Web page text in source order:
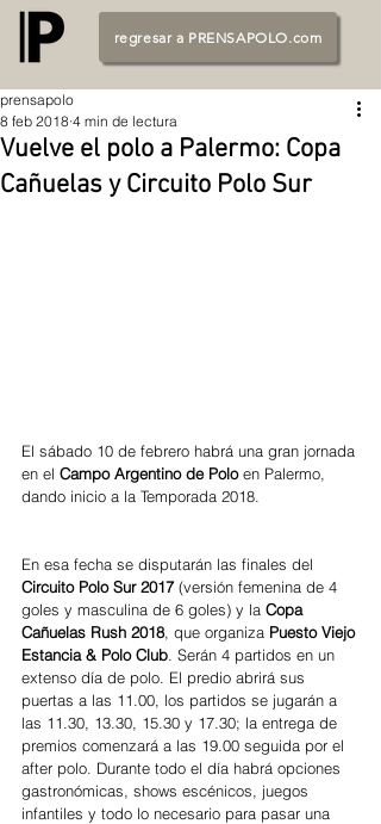
regresar a PRENSAPOLO.com
Vuelve el polo a Palermo: Copa
Cañuelas y Circuito Polo Sur
prensapolo
8 feb 2018 4 min de lectura
El sábado 10 de febrero habrá una gran jornada
en el Campo Argentino de Polo en Palermo,
dando inicio a la Temporada 2018.
En esa fecha se disputarán las finales del
Circuito Polo Sur 2017 (versión femenina de 4
goles y masculina de 6 goles) y la Copa
Cañuelas Rush 2018, que organiza Puesto Viejo
Estancia & Polo Club. Serán 4 partidos en un
extenso día de polo. El predio abrirá sus
puertas a las 11.00, los partidos se jugarán a
las 11.30, 13.30, 15.30 y 17.30; la entrega de
premios comenzará a las 19.00 seguida por el
after polo. Durante todo el día habrá opciones
gastronómicas, shows escénicos, juegos
infantiles y todo lo necesario para pasar una